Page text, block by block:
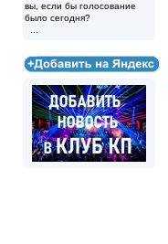
вы, если бы голосование
было сегодня?